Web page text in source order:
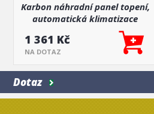
Karbon náhradní panel topení,
automatická klimatizace
Škoda Octavia III
1 361 Kč
NA DOTAZ
Dotaz